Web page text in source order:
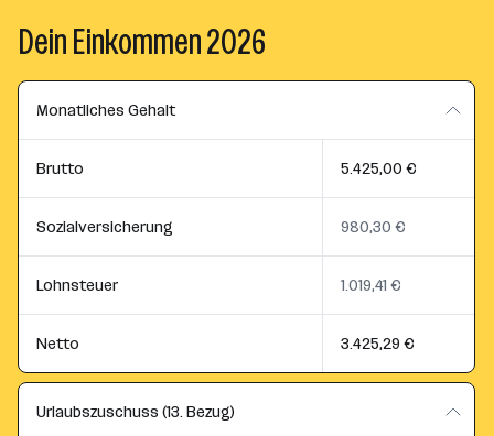
Dein Einkommen 2026
Monatliches Gehalt
Brutto 5.425,00 €
Sozialversicherung 980,30 €
Lohnsteuer 1.019,41 €
Netto 3.425,29 €
Urlaubszuschuss (13. Bezug)